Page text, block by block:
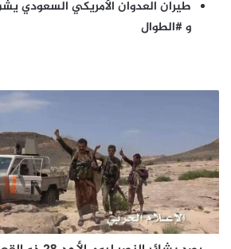
و #الطوال